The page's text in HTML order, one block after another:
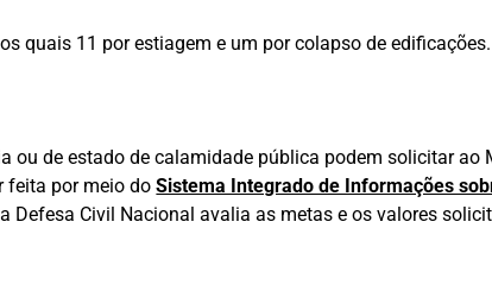
quais 11 por estiagem e um por colapso de edificações.
ou de estado de calamidade pública podem solicitar ao
feita por meio doSistema Integrado de Informações
Civil Nacional avalia as metas e os valores